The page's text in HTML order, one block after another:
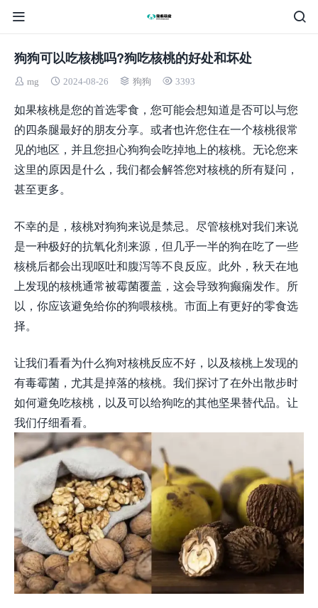
狗狗可以吃核桃吗?狗吃核桃的好处和坏处
mg 2024-08-26 狗狗 3393
如果核桃是您的首选零食，您可能会想知道是否可以与您
的四条腿最好的朋友分享。或者也许您住在一个核桃很常
见的地区，并且您担心狗狗会吃掉地上的核桃。无论您来
这里的原因是什么，我们都会解答您对核桃的所有疑问，
甚至更多。
不幸的是，核桃对狗狗来说是禁忌。尽管核桃对我们来说
是一种极好的抗氧化剂来源，但几乎一半的狗在吃了一些
核桃后都会出现呕吐和腹泻等不良反应。此外，秋天在地
上发现的核桃通常被霉菌覆盖，这会导致狗癫痫发作。所
以，你应该避免给你的狗喂核桃。市面上有更好的零食选
择。
让我们看看为什么狗对核桃反应不好，以及核桃上发现的
有毒霉菌，尤其是掉落的核桃。我们探讨了在外出散步时
如何避免吃核桃，以及可以给狗吃的其他坚果替代品。让
我们仔细看看。